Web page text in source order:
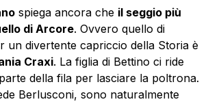
spiega ancora che il seggio più
di Arcore. Ovvero quello di
un divertente capriccio della Storia è
Craxi. La figlia di Bettino ci ride
della fila per lasciare la poltrona.
Berlusconi, sono naturalmente